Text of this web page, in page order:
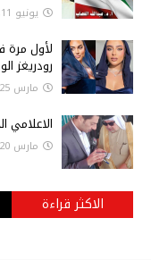
يونيو 11, 2023
لأول مرة
رودريغز
مارس 25, 2023
الاعلامي
مارس 20, 2023
الاكثر قراءة